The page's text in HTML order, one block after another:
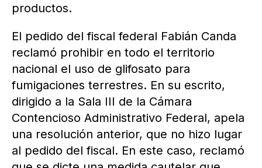
productos.
El pedido del fiscal federal Fabián Canda
reclamó prohibir en todo el territorio
nacional el uso de glifosato para
fumigaciones terrestres. En su escrito,
dirigido a la Sala III de la Cámara
Contencioso Administrativo Federal, apela
una resolución anterior, que no hizo lugar
al pedido del fiscal. En este caso, reclamó